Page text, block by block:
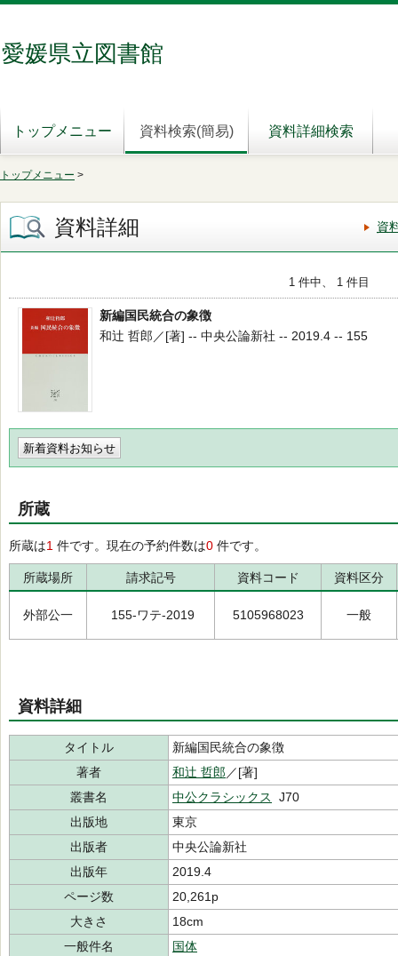
愛媛県立図書館
トップメニュー 資料検索(簡易) 資料詳細検索
トップメニュー >
資料詳細 資
1 件中、 1 件目
新編国民統合の象徴
和辻 哲郎／[著] -- 中央公論新社 -- 2019.4 -- 155
新着資料お知らせ
所蔵
所蔵は1 件です。現在の予約件数は0 件です。
所蔵場所 請求記号 資料コード 資料区分
外部公一 155-ワテ-2019 5105968023 一般
資料詳細
タイトル
新編国民統合の象徴
著者
和辻 哲郎 ／[著]
叢書名
中公クラシックス
J70
出版地
東京
出版者
中央公論新社
出版年
2019.4
ページ数
20,261p
大きさ
18cm
一般件名
国体